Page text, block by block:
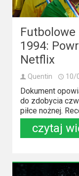
Futbolowe
1994:
Netflix
Quentin 10/
Dokument
do zdobycia
piłce nożnej.
czytaj